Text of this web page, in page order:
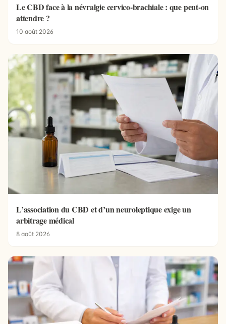
Le CBD face à la névralgie cervico-brachiale : que peut-on
attendre ?
10 août 2026
L’association du CBD et d’un neuroleptique exige un
arbitrage médical
8 août 2026